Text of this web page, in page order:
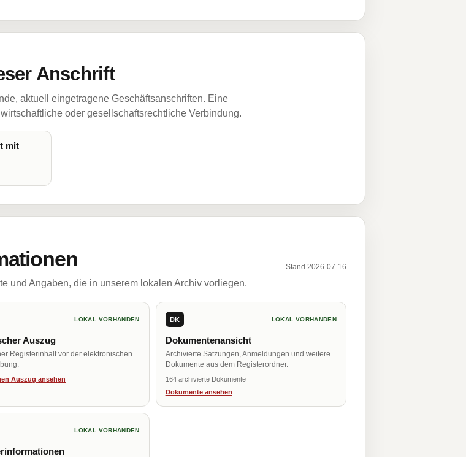
Anschrift
aktuell eingetragene Geschäftsanschriften. Eine
oder gesellschaftsrechtliche Verbindung.
mit
Stand 2026-07-16
und Angaben, die in unserem lokalen Archiv vorliegen.
LOKAL VORHANDEN
Auszug
Registerinhalt vor der elektronischen
Auszug ansehen
DK LOKAL VORHANDEN
Dokumentenansicht
Archivierte Satzungen, Anmeldungen und weitere
Dokumente aus dem Registerordner.
164 archivierte Dokumente
Dokumente ansehen
LOKAL VORHANDEN